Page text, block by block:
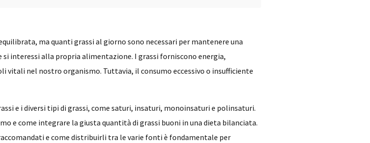
ma quanti grassi al giorno sono necessari per mantenere una
si interessi alla propria alimentazione. I grassi forniscono energia,
vitali nel nostro organismo. Tuttavia, il consumo eccessivo o insufficiente
e i diversi tipi di grassi, come saturi, insaturi, monoinsaturi e polinsaturi.
e come integrare la giusta quantità di grassi buoni in una dieta bilanciata.
e come distribuirli tra le varie fonti è fondamentale per